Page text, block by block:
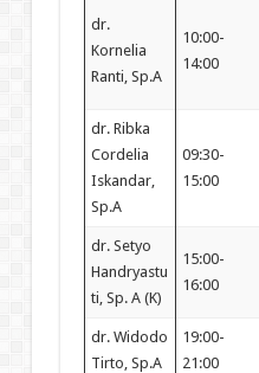
dr.
Kornelia
Ranti, Sp.A
10:00-
14:00
dr. Ribka
Cordelia
Iskandar,
Sp.A
09:30-
15:00
dr. Setyo
Handryastu
ti, Sp. A (K)
15:00-
16:00
dr. Widodo
Tirto, Sp.A
19:00-
21:00